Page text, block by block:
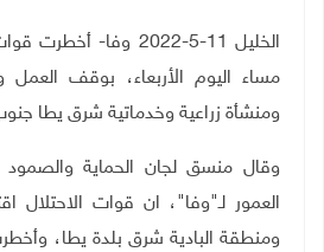
الخليل 11-5-2022 وفا-
ومنشأة زراعية وخدماتية شرق يطا
وقال منسق لجان الحماية
العمور لـ"وفا"، ان قوات
ومنطقة البادية شرق بلدة يطا،